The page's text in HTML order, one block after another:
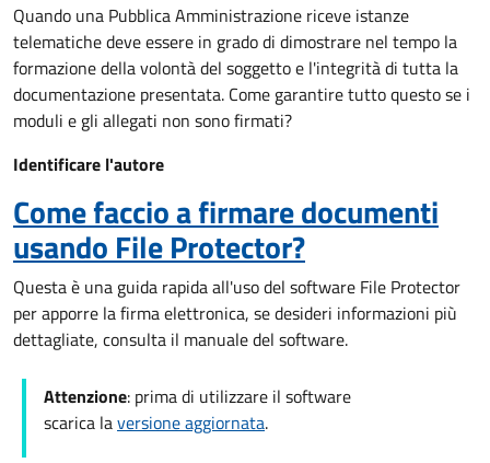
Quando una Pubblica Amministrazione riceve istanze
telematiche deve essere in grado di dimostrare nel tempo la
formazione della volontà del soggetto e l'integrità di tutta la
documentazione presentata. Come garantire tutto questo se i
moduli e gli allegati non sono firmati?
Identificare l'autore
Come faccio a firmare documenti
usando File Protector?
Questa è una guida rapida all'uso del software File Protector
per apporre la firma elettronica, se desideri informazioni più
dettagliate, consulta il manuale del software.
Attenzione: prima di utilizzare il software
scarica laversione aggiornata.